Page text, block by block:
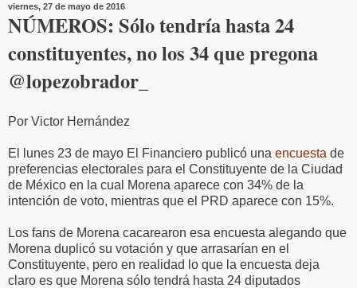
viernes, 27 de mayo de 2016
NÚMEROS: Sólo tendría hasta 24
constituyentes, no los 34 que pregona
@lopezobrador_
Por Victor Hernández
El lunes 23 de mayo El Financiero publicó una encuesta de
preferencias electorales para el Constituyente de la Ciudad
de México en la cual Morena aparece con 34% de la
intención de voto, mientras que el PRD aparece con 15%.
Los fans de Morena cacarearon esa encuesta alegando que
Morena duplicó su votación y que arrasarían en el
Constituyente, pero en realidad lo que la encuesta deja
claro es que Morena sólo tendrá hasta 24 diputados